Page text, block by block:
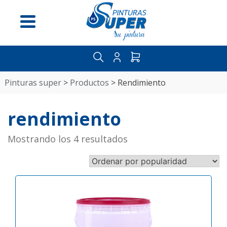
Menú
Nosotros
Distribuidores
Guía
pintor
pinturas super> productos > rendimiento
rendimiento
Mostrando los 4 resultados